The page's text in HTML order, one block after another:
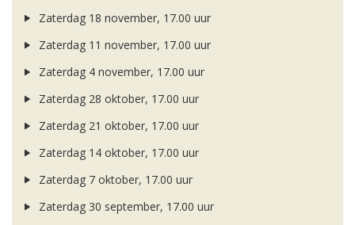
Zaterdag 18 november, 17.00 uur
Zaterdag 11 november, 17.00 uur
Zaterdag 4 november, 17.00 uur
Zaterdag 28 oktober, 17.00 uur
Zaterdag 21 oktober, 17.00 uur
Zaterdag 14 oktober, 17.00 uur
Zaterdag 7 oktober, 17.00 uur
Zaterdag 30 september, 17.00 uur